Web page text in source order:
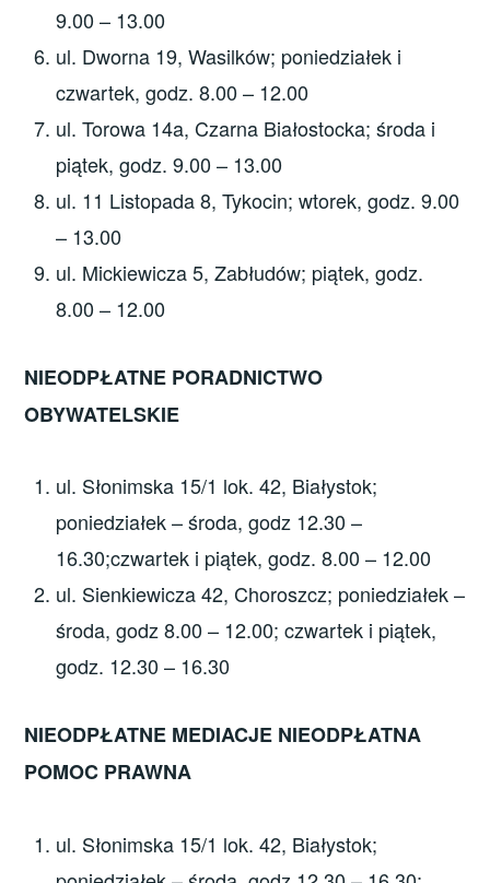
9.00 – 13.00
ul. Dworna 19, Wasilków; poniedziałek i
czwartek, godz. 8.00 – 12.00
ul. Torowa 14a, Czarna Białostocka; środa i
piątek, godz. 9.00 – 13.00
ul. 11 Listopada 8, Tykocin; wtorek, godz. 9.00
– 13.00
ul. Mickiewicza 5, Zabłudów; piątek, godz.
8.00 – 12.00
NIEODPŁATNE PORADNICTWO
OBYWATELSKIE
ul. Słonimska 15/1 lok. 42, Białystok;
poniedziałek – środa, godz 12.30 –
16.30;czwartek i piątek, godz. 8.00 – 12.00
ul. Sienkiewicza 42, Choroszcz; poniedziałek –
środa, godz 8.00 – 12.00; czwartek i piątek,
godz. 12.30 – 16.30
NIEODPŁATNE MEDIACJE NIEODPŁATNA
POMOC PRAWNA
ul. Słonimska 15/1 lok. 42, Białystok;